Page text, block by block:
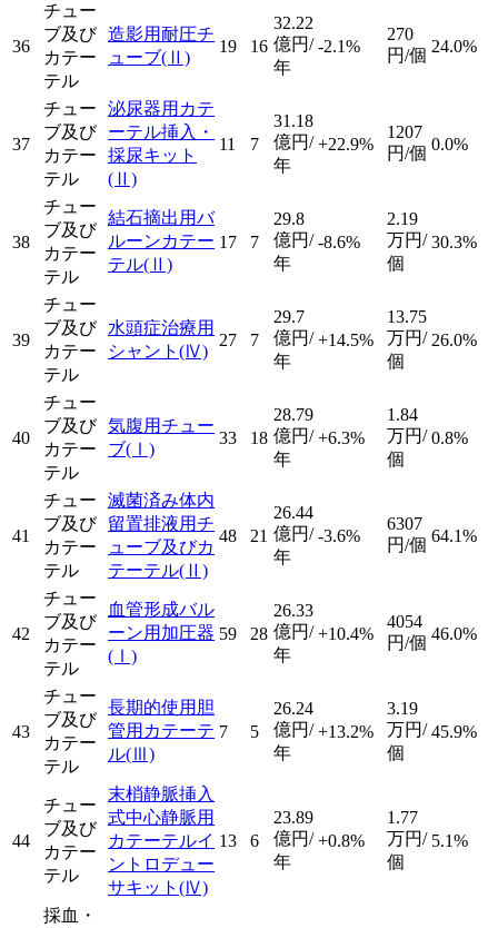
36
チュー
ブ及び
カテー
テル
造影用耐圧チ
ューブ(Ⅱ)
19 16
32.22
億円/
年
-2.1%
270
円/個 24.0%
37
チュー
ブ及び
カテー
テル
泌尿器用カテ
ーテル挿入・
採尿キット
(Ⅱ)
11 7
31.18
億円/
年
+22.9%
1207
円/個 0.0%
38
チュー
ブ及び
カテー
テル
結石摘出用バ
ルーンカテー
テル(Ⅱ)
17 7
29.8
億円/
年
-8.6%
2.19
万円/
個
30.3%
39
チュー
ブ及び
カテー
テル
水頭症治療用
シャント (Ⅳ)
27 7
29.7
億円/
年
+14.5%
13.75
万円/
個
26.0%
40
チュー
ブ及び
カテー
テル
気腹用チュー
ブ(Ⅰ)
33 18
28.79
億円/
年
+6.3%
1.84
万円/
個
0.8%
41
チュー
ブ及び
カテー
テル
滅菌済み体内
留置排液用チ
ューブ及びカ
テーテル(Ⅱ)
48 21
26.44
億円/
年
-3.6%
6307
円/個 64.1%
42
チュー
ブ及び
カテー
テル
血管形成バル
ーン用加圧器
(Ⅰ)
59 28
26.33
億円/
年
+10.4%
4054
円/個 46.0%
43
チュー
ブ及び
カテー
テル
長期的使用胆
管用カテーテ
ル(Ⅲ)
7 5
26.24
億円/
年
+13.2%
3.19
万円/
個
45.9%
44
チュー
ブ及び
カテー
テル
末梢静脈挿入
式中心静脈用
カテーテルイ
ントロデュー
サキット (Ⅳ)
13 6
23.89
億円/
年
+0.8%
1.77
万円/
個
5.1%
採血・